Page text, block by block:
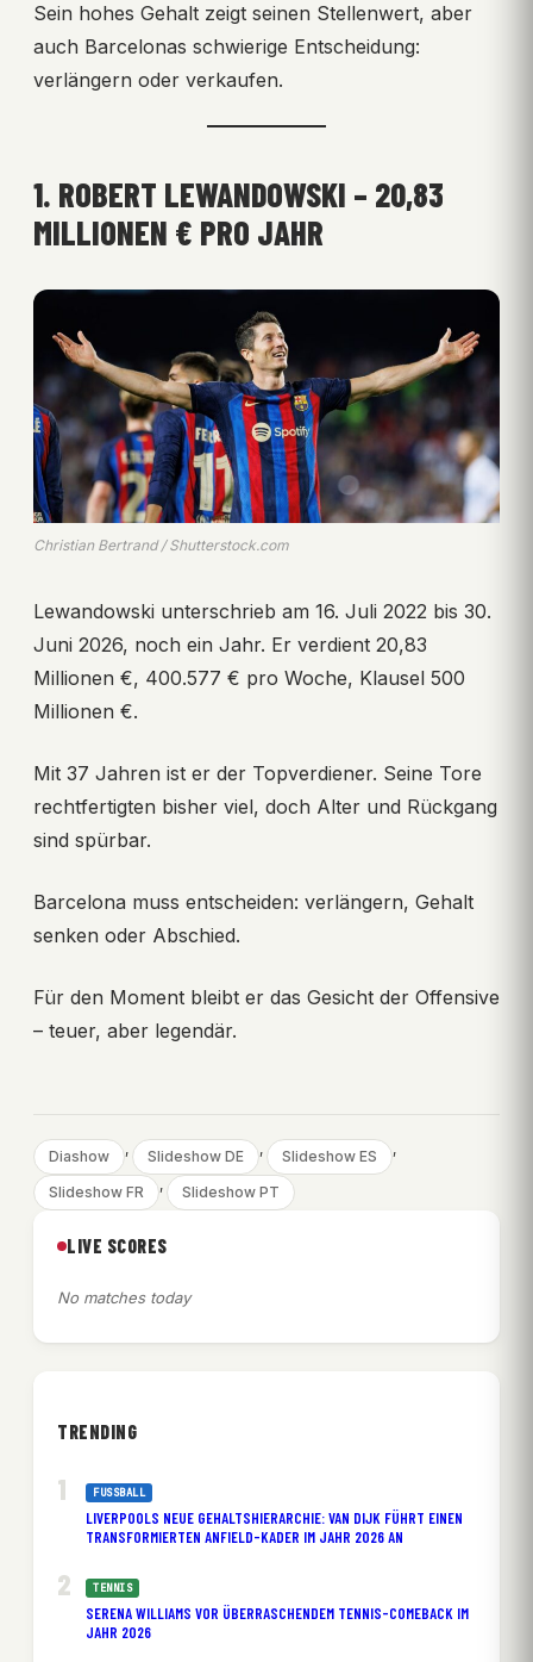
Sein hohes Gehalt zeigt seinen Stellenwert, aber
auch Barcelonas schwierige Entscheidung:
verlängern oder verkaufen.
1. ROBERT LEWANDOWSKI – 20,83
MILLIONEN € PRO JAHR
Christian Bertrand / Shutterstock.com
Lewandowski unterschrieb am 16. Juli 2022 bis 30.
Juni 2026, noch ein Jahr. Er verdient 20,83
Millionen €, 400.577 € pro Woche, Klausel 500
Millionen €.
Mit 37 Jahren ist er der Topverdiener. Seine Tore
rechtfertigten bisher viel, doch Alter und Rückgang
sind spürbar.
Barcelona muss entscheiden: verlängern, Gehalt
senken oder Abschied.
Für den Moment bleibt er das Gesicht der Offensive
– teuer, aber legendär.
Diashow , Slideshow DE , Slideshow ES ,
Slideshow FR , Slideshow PT
LIVE SCORES
No matches today
TRENDING
FUSSBALL
LIVERPOOLS NEUE GEHALTSHIERARCHIE: VAN DIJK FÜHRT EINEN
TRANSFORMIERTEN ANFIELD-KADER IM JAHR 2026 AN
TENNIS
SERENA WILLIAMS VOR ÜBERRASCHENDEM TENNIS-COMEBACK IM
JAHR 2026